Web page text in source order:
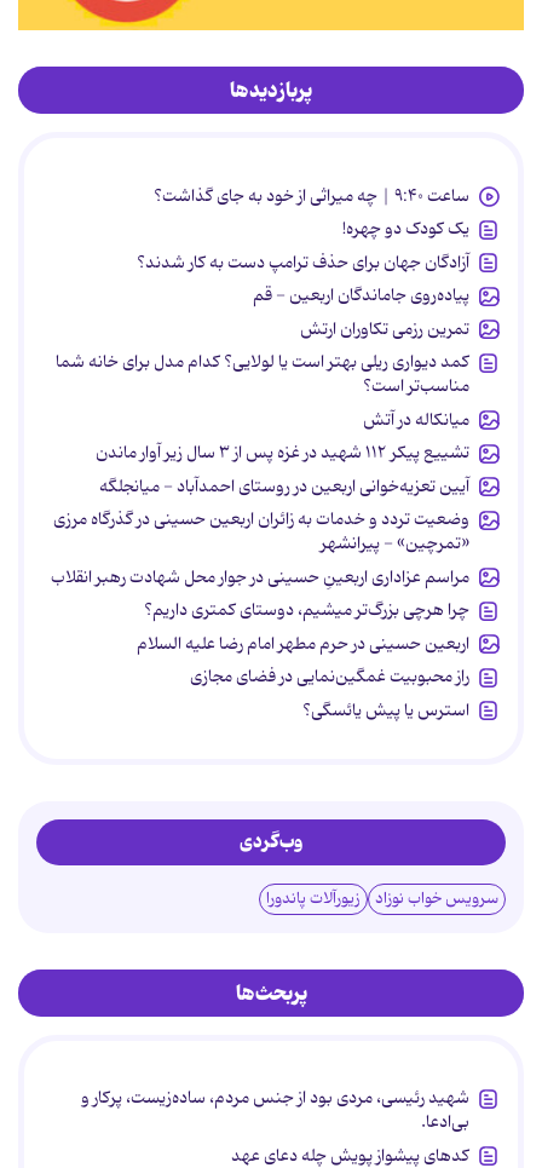
پربازدیدها
ساعت ۹:۴۰ | چه میراثی از خود به جای گذاشت؟
یک کودک دو چهره!
آزادگان جهان برای حذف ترامپ دست به کار شدند؟
پیاده‌روی جاماندگان اربعین - قم
تمرین رزمی تکاوران ارتش
کمد دیواری ریلی بهتر است یا لولایی؟ کدام مدل برای خانه شما
مناسب‌تر است؟
میانکاله در آتش
تشییع پیکر ۱۱۲ شهید در غزه پس از ۳ سال زیر آوار ماندن
آیین تعزیه‌خوانی اربعین در روستای احمدآباد - میانجلگه
وضعیت تردد و خدمات به زائران اربعین حسینی در گذرگاه مرزی
«تمرچین» - پیرانشهر
مراسم عزاداری اربعینِ حسینی در جوار محل شهادت رهبر انقلاب
چرا هرچی بزرگ‌تر میشیم، دوستای کمتری داریم؟
اربعین حسینی در حرم مطهر امام رضا علیه السلام
راز محبوبیت غمگین‌نمایی در فضای مجازی
استرس یا پیش یائسگی؟
وب‌گردی
سرویس خواب نوزاد زیورآلات پاندورا
پربحث‌ها
شهید رئیسی، مردی بود از جنس مردم، ساده‌زیست، پرکار و
بی‌ادعا.
کدهای پیشواز پویش چله دعای عهد